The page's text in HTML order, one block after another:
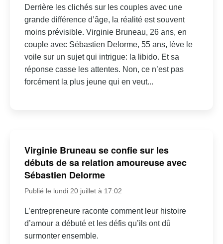
Derrière les clichés sur les couples avec une
grande différence d’âge, la réalité est souvent
moins prévisible. Virginie Bruneau, 26 ans, en
couple avec Sébastien Delorme, 55 ans, lève le
voile sur un sujet qui intrigue: la libido. Et sa
réponse casse les attentes. Non, ce n’est pas
forcément la plus jeune qui en veut...
Virginie Bruneau se confie sur les
débuts de sa relation amoureuse avec
Sébastien Delorme
Publié le lundi 20 juillet à 17:02
L’entrepreneure raconte comment leur histoire
d’amour a débuté et les défis qu’ils ont dû
surmonter ensemble.